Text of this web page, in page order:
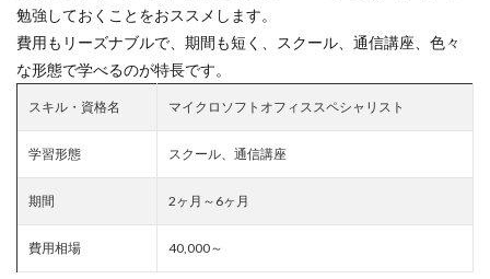
勉強しておくことをおススメします。
費用もリーズナブルで、期間も短く、スクール、通信講座、色々
な形態で学べるのが特長です。
スキル・資格名 マイクロソフトオフィススペシャリスト
学習形態 スクール、通信講座
期間 2ヶ月～6ヶ月
費用相場 40,000～